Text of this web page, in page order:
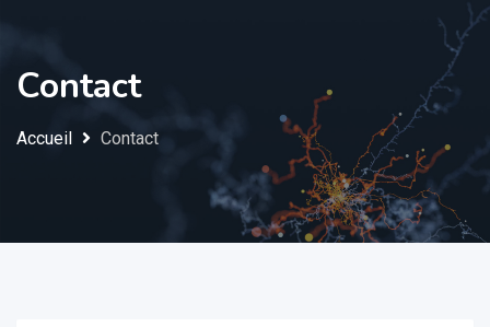
Contact
Accueil Contact